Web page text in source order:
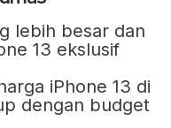
lebih besar dan
13 ekslusif
iPhone 13 di
dengan budget